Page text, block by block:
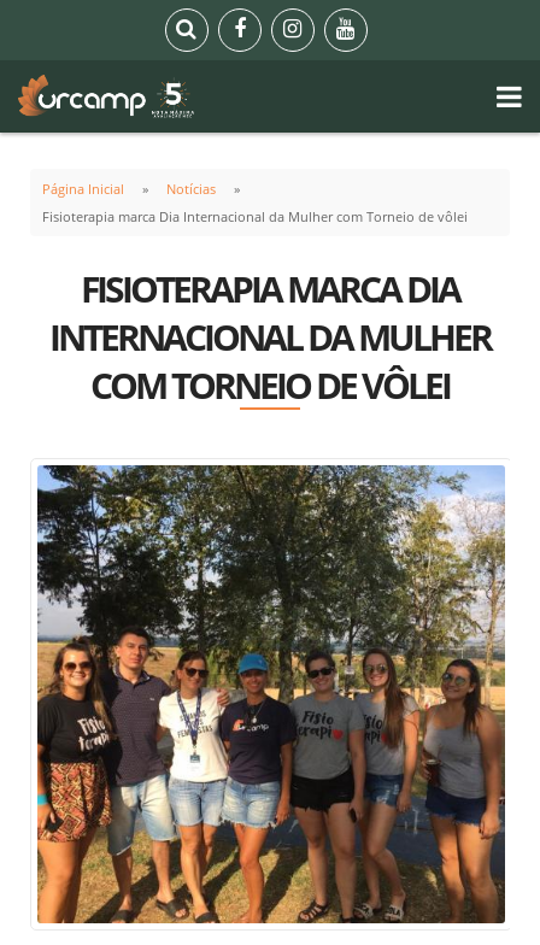
Página Inicial
Notícias
Fisioterapia marca Dia Internacional da Mulher com Torneio de vôlei
FISIOTERAPIA MARCA DIA
INTERNACIONAL DA MULHER
COM TORNEIO DE VÔLEI